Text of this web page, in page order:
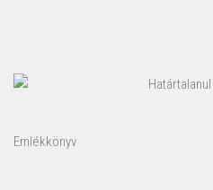
Emlékkönyv